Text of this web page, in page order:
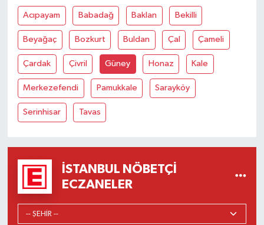
Acıpayam Babadağ Baklan Bekilli
Beyağaç Bozkurt Buldan Çal Çameli
Çardak Çivril Güney Honaz Kale
Merkezefendi Pamukkale Sarayköy
Serinhisar Tavas
İSTANBUL NÖBETÇI
ECZANELER